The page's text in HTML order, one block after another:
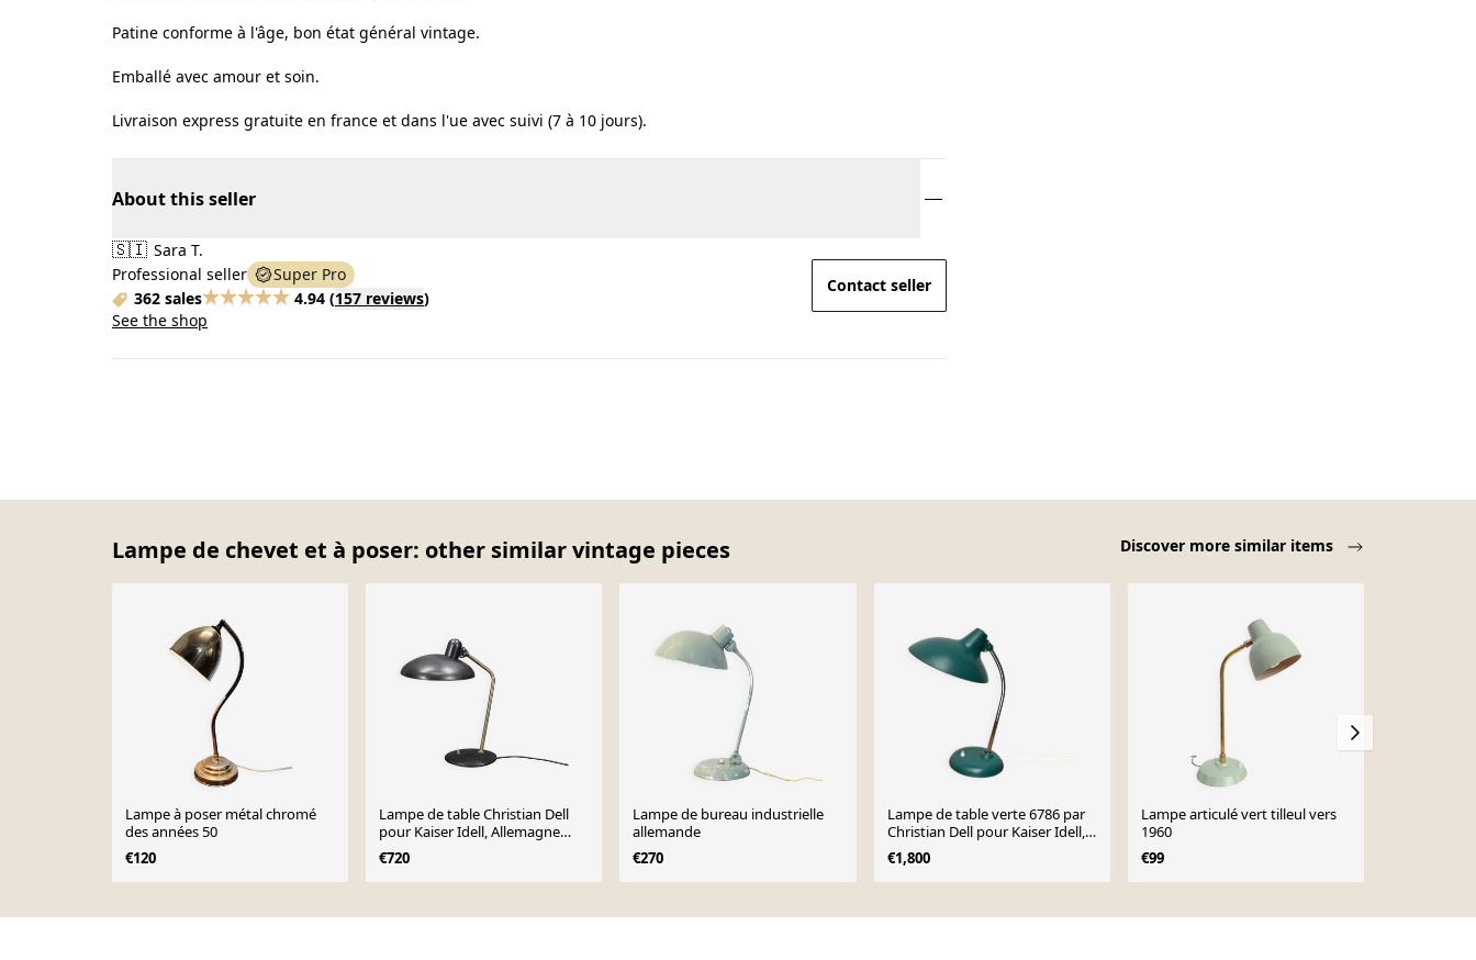
Patine conforme à l'âge, bon état général vintage.
Emballé avec amour et soin.
Livraison express gratuite en france et dans l'ue avec suivi (7 à 10 jours).
About this seller
🇸🇮 Sara T.
Professional seller
Super Pro
362 sales
4.94 (157 reviews)
See the shop
Contact seller
Lampe de chevet et à poser: other similar vintage pieces Discover more similar items
Lampe à poser métal chromé
des années 50
€120
Lampe de table Christian Dell
pour Kaiser Idell, Allemagne
années 1930
€720
Lampe de bureau industrielle
allemande
€270
Lampe de table verte 6786 par
Christian Dell pour Kaiser Idell,
années 1960
€1,800
Lampe articulé vert tilleul vers
1960
€99